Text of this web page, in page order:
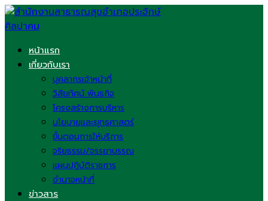
Skip
to
หน้าแรก
เกี่ยวกับเรา
บุคลากรเจ้าหน้าที่
วิสัยทัศน์ พันธกิจ
โครงสร้างการบริหาร
นโยบายและยุทธศาสตร์
ขั้นตอนการให้บริการ
จริยธรรม/จรรยาบรรณ
แผนปฏิบัติราชการ
อำนาจหน้าที่
ข่าวสาร